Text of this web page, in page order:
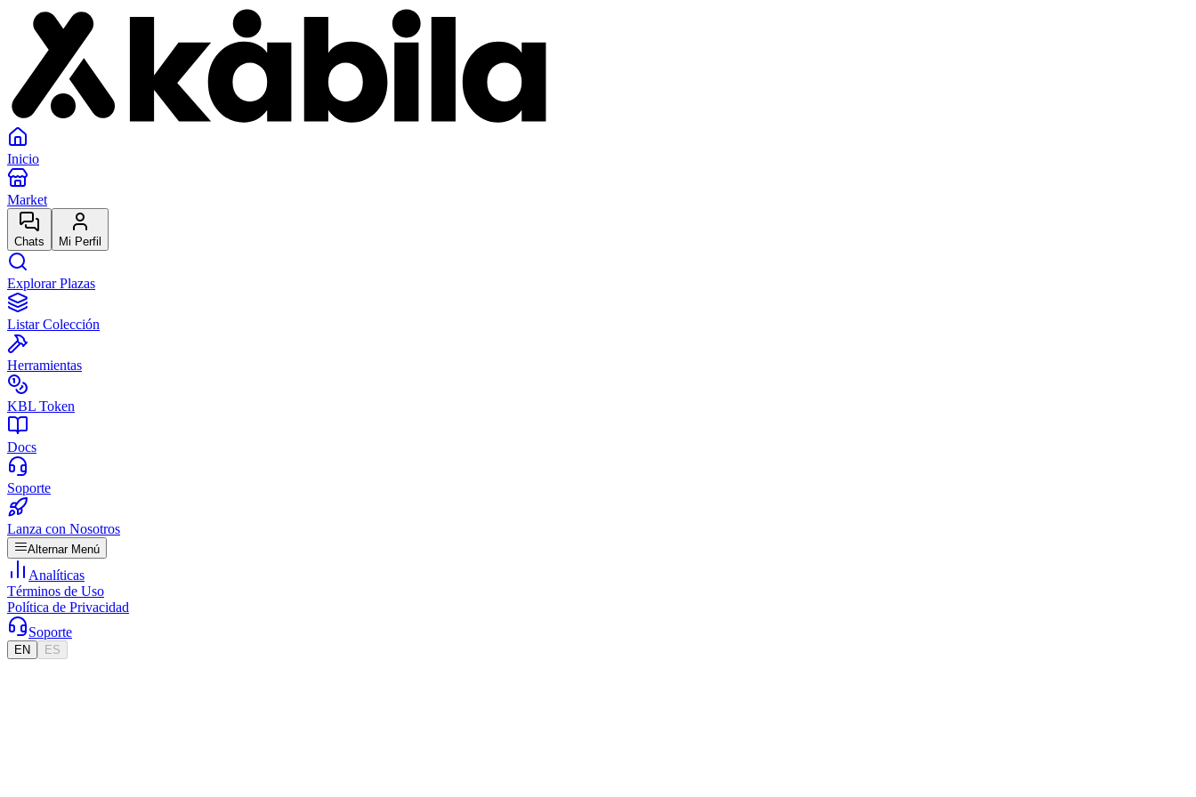
Inicio
Market
Chats Mi Perfil
Explorar Plazas
Listar Colección
Herramientas
KBL Token
Docs
Soporte
Lanza con Nosotros
Alternar Menú
Analíticas
Términos de Uso
Política de Privacidad
Soporte
EN ES